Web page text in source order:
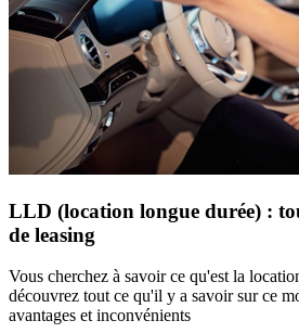
LLD (location longue durée) :
de leasing
Vous cherchez à savoir ce qu'est la
découvrez tout ce qu'il y a savoir sur ce
avantages et inconvénients